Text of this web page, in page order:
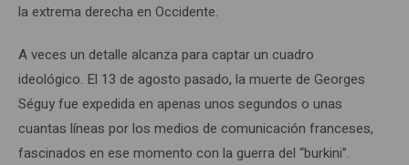
la extrema derecha en Occidente.
A veces un detalle alcanza para captar un cuadro
ideológico. El 13 de agosto pasado, la muerte de Georges
Séguy fue expedida en apenas unos segundos o unas
cuantas líneas por los medios de comunicación franceses,
fascinados en ese momento con la guerra del “burkini”.